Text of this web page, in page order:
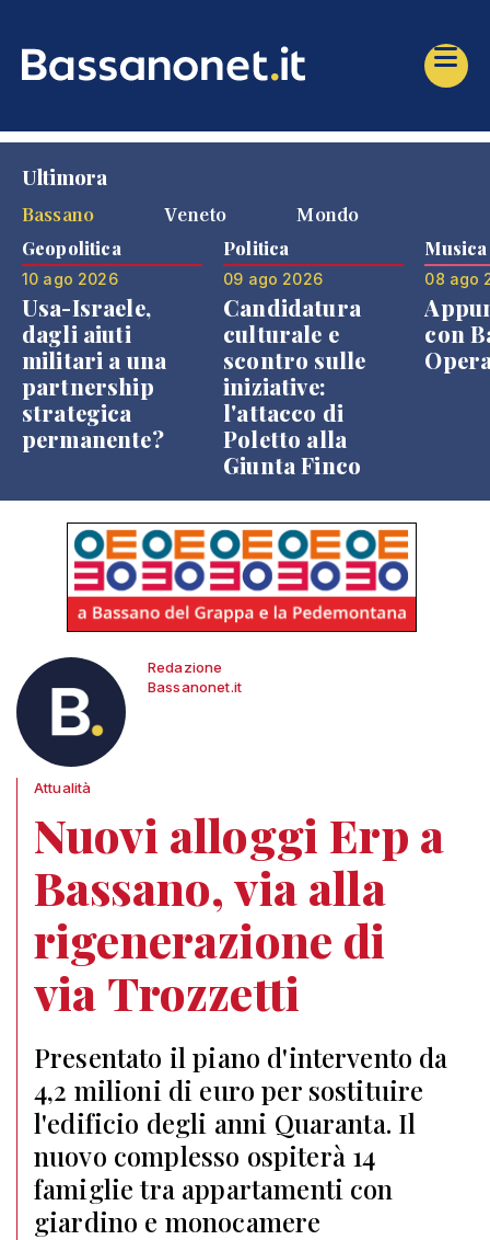
Ultimora
Bassano
Veneto Mondo
Geopolitica
10 ago 2026
Usa-Israele,
dagli aiuti
militari a una
partnership
strategica
permanente?
Politica
09 ago 2026
Candidatura
culturale e
scontro sulle
iniziative:
l'attacco di
Poletto alla
Giunta Finco
Musica
08 ago
con
Redazione
Bassanonet.it
Attualità
Nuovi alloggi Erp a
Bassano, via alla
rigenerazione di
via Trozzetti
Presentato il piano d'intervento da
4,2 milioni di euro per sostituire
l'edificio degli anni Quaranta. Il
nuovo complesso ospiterà 14
famiglie tra appartamenti con
giardino e monocamere